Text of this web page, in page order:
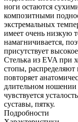
ноги остаются
композитными
экстремальных
имеет очень низкую
намагничивается,
присутствует
Стелька из EVA при
стопы, распределяют
повторяет
длительном
чувствуется
суставы, пятку.
Подробности